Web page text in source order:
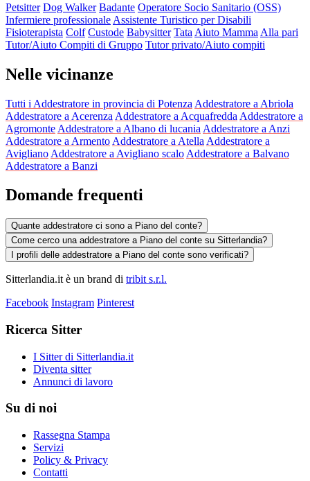
Petsitter Dog Walker Badante Operatore Socio Sanitario (OSS)
Infermiere professionale Assistente Turistico per Disabili
Fisioterapista Colf Custode Babysitter Tata Aiuto Mamma Alla pari
Tutor/Aiuto Compiti di Gruppo Tutor privato/Aiuto compiti
Nelle vicinanze
Tutti i Addestratore in provincia di Potenza Addestratore a Abriola
Addestratore a Acerenza Addestratore a Acquafredda Addestratore a
Agromonte Addestratore a Albano di lucania Addestratore a Anzi
Addestratore a Armento Addestratore a Atella Addestratore a
Avigliano Addestratore a Avigliano scalo Addestratore a Balvano
Addestratore a Banzi
Domande frequenti
Quante addestratore ci sono a Piano del conte?
Come cerco una addestratore a Piano del conte su Sitterlandia?
I profili delle addestratore a Piano del conte sono verificati?
Sitterlandia.it è un brand di tribit s.r.l.
Facebook Instagram Pinterest
Ricerca Sitter
I Sitter di Sitterlandia.it
Diventa sitter
Annunci di lavoro
Su di noi
Rassegna Stampa
Servizi
Policy & Privacy
Contatti